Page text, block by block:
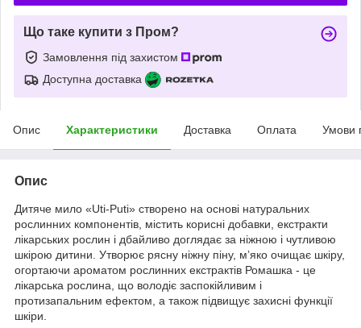
Що таке купити з Пром?
Замовлення під захистом
Доступна доставка
Опис Характеристики Доставка Оплата Умови
Опис
Дитяче мило «Uti-Puti» створено на основі натуральних
рослинних компонентів, містить корисні добавки, екстракти
лікарських рослин і дбайливо доглядає за ніжною і чутливою
шкірою дитини. Утворює рясну ніжну піну, мʼяко очищає шкіру,
огортаючи ароматом рослинних екстрактів Ромашка - це
лікарська рослина, що володіє заспокійливим і
протизапальним ефектом, а також підвищує захисні функції
шкіри.